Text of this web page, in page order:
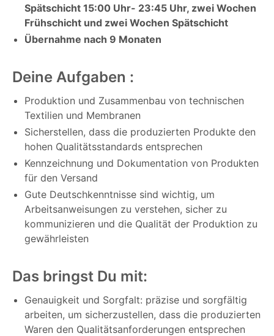
Spätschicht 15:00 Uhr- 23:45 Uhr, zwei Wochen
Frühschicht und zwei Wochen Spätschicht
Übernahme nach 9 Monaten
Deine Aufgaben :
Produktion und Zusammenbau von technischen
Textilien und Membranen
Sicherstellen, dass die produzierten Produkte den
hohen Qualitätsstandards entsprechen
Kennzeichnung und Dokumentation von Produkten
für den Versand
Gute Deutschkenntnisse sind wichtig, um
Arbeitsanweisungen zu verstehen, sicher zu
kommunizieren und die Qualität der Produktion zu
gewährleisten
Das bringst Du mit:
Genauigkeit und Sorgfalt: präzise und sorgfältig
arbeiten, um sicherzustellen, dass die produzierten
Waren den Qualitätsanforderungen entsprechen